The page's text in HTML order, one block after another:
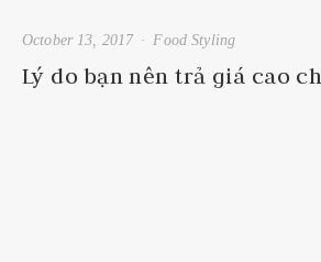
Lý do bạn nên trả giá cao
Food Styling
October 13, 2017